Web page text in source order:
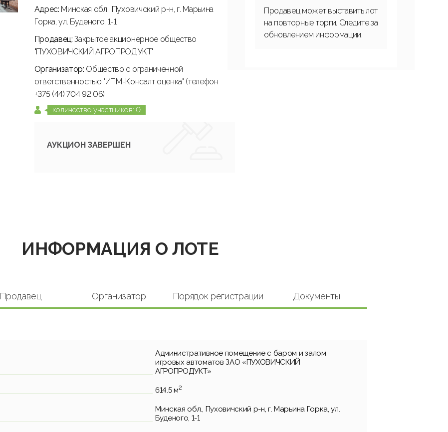
Адрес: Минская обл., Пуховичский р-н, г. Марьина
Горка, ул. Буденого, 1-1
Продавец:Закрытое акционерное общество
"ПУХОВИЧСКИЙ АГРОПРОДУКТ"
Организатор: Общество с ограниченной
ответственностью "ИПМ-Консалт оценка" (телефон
+375 (44) 704 92 06)
количество участников: 0
АУКЦИОН ЗАВЕРШЕН
Продавец может выставить лот
на повторные торги. Следите за
обновлением информации.
ИНФОРМАЦИЯ О ЛОТЕ
Продавец Организатор Порядок регистрации Документы
Административное помещение с баром и залом
игровых автоматов ЗАО «ПУХОВИЧСКИЙ
АГРОПРОДУКТ»
614.5 м2
Минская обл., Пуховичский р-н, г. Марьина Горка, ул.
Буденого, 1-1